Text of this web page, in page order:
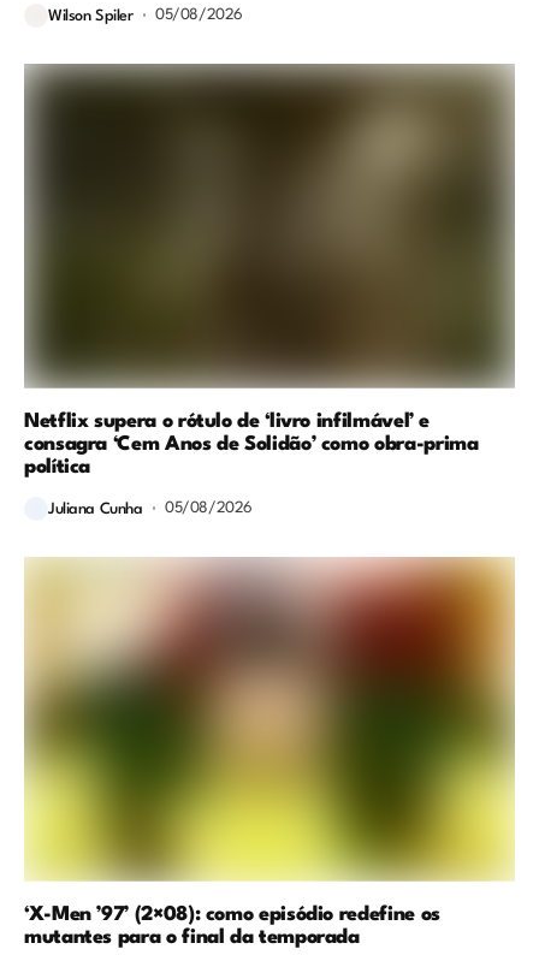
Wilson Spiler 05/08/2026
Netflix supera o rótulo de ‘livro infilmável’ e
consagra ‘Cem Anos de Solidão’ como obra-prima
política
Juliana Cunha 05/08/2026
‘X-Men ’97’ (2×08): como episódio redefine os
mutantes para o final da temporada